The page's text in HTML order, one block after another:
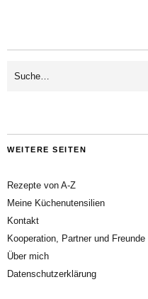
WEITERE SEITEN
Rezepte von A-Z
Meine Küchenutensilien
Kontakt
Kooperation, Partner und Freunde
Über mich
Datenschutzerklärung